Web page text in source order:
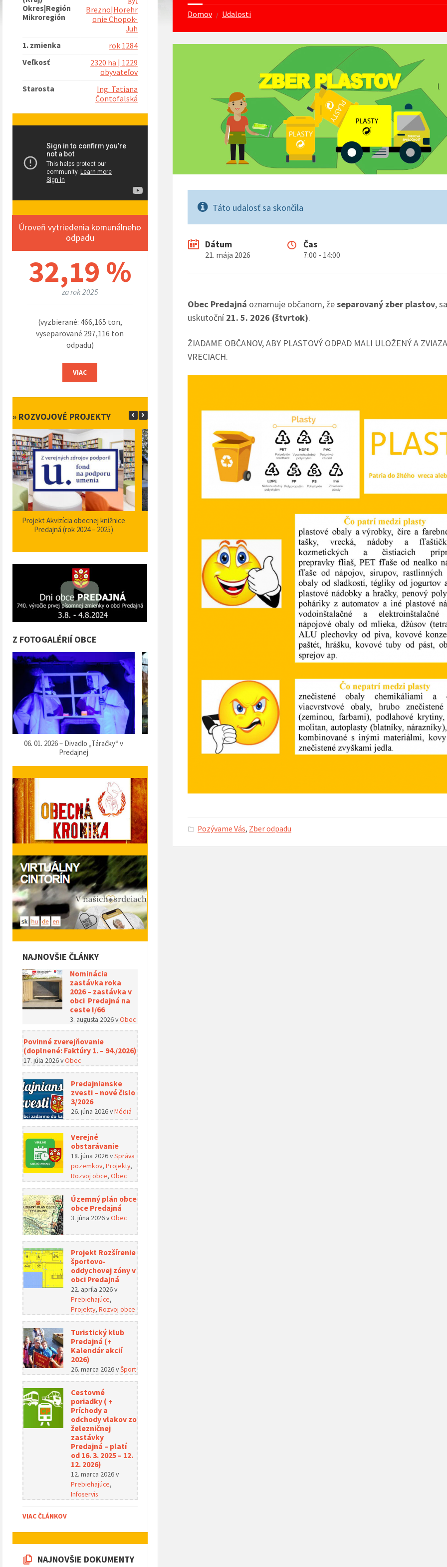
Domov / Udalosti
Táto udalosť sa skončila
Dátum
21. mája 2026
Čas
7:00 - 14:00
Obec Predajná oznamuje občanom, žeseparovaný zber plastov, sa
uskutoční21. 5. 2026 (štvrtok).
ŽIADAME OBČANOV, ABY PLASTOVÝ ODPAD MALI ULOŽENÝ A
VRECIACH.
Pozývame Vás, Zber odpadu
Okres|Región
Mikroregión
Brezno|Horehr
onie Chopok-
Juh
1. zmienka
rok 1284
Veľkosť
2320 ha | 1229
obyvateľov
Starosta
Ing. Tatiana
Čontofalská
Úroveň vytriedenia komunálneho
odpadu
32,19 %
za rok 2025
(vyzbierané: 466,165 ton,
vyseparované 297,116 ton
odpadu)
VIAC
» ROZVOJOVÉ PROJEKTY
Zabezpečenie zvýšenia bezpečnosti a
plynulosti premávky – I/66 Predajná
orientačného informačného systému v
obci Predajná (rok 2023)
Nové autobusové zastávky I/66 (rok
2023)
Rozširenie
Z FOTOGALÉRIÍ OBCE
07. 12. 2025 – Vítanie Mikuláša 05. 12. 2025 – Predvianočný hlas organu
02. 12. 2025 – Posedenie seniorov pri
kapustnici
14. 11. 2025
NAJNOVŠIE ČLÁNKY
Nominácia
zastávka roka
2026 – zastávka v
obci Predajná na
ceste I/66
3. augusta 2026vObec
Povinné zverejňovanie
(doplnené: Faktúry 1. – 94./2026)
17. júla 2026vObec
Predajnianske
zvesti – nové čislo
3/2026
26. júna 2026vMédiá
Verejné
obstarávanie
18. júna 2026vSpráva
pozemkov, Projekty,
Rozvoj obce, Obec
Územný plán obce
obce Predajná
3. júna 2026vObec
Projekt Rozšírenie
športovo-
oddychovej zóny v
obci Predajná
22. apríla 2026v
Prebiehajúce,
Projekty, Rozvoj obce
Turistický klub
Predajná (+
Kalendár akcií
2026)
26. marca 2026vŠport
Cestovné
poriadky ( +
Príchody a
odchody vlakov zo
železničnej
zastávky
Predajná – platí
od 16. 3. 2025 – 12.
12. 2026)
12. marca 2026v
Prebiehajúce,
Infoservis
VIAC ČLÁNKOV
NAJNOVŠIE DOKUMENTY
MDD